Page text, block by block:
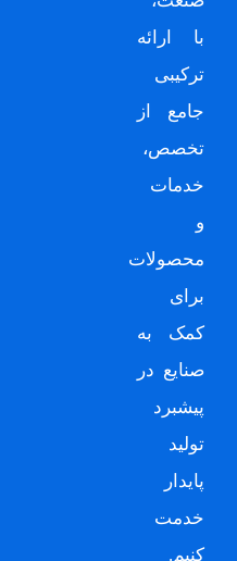
با ارائه
ترکیبی
جامع از
تخصص،
خدمات
و
محصولات
برای
کمک به
صنایع در
پیشبرد
تولید
پایدار
خدمت
کنیم.